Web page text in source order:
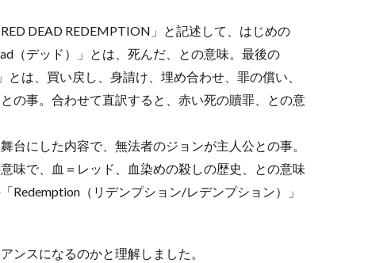
DEAD REDEMPTION」と記述して、はじめの
（デッド）」とは、死んだ、との意味。最後の
は、買い戻し、身請け、埋め合わせ、罪の償い、
の事。合わせて直訳すると、赤い死の贖罪、との意
台にした内容で、無法者のジョンが主人公との事。
味で、血＝レッド、血染めの殺しの歴史、との意味
Redemption（リデンプション/レデンプション）」
ンスになるのかと理解しました。